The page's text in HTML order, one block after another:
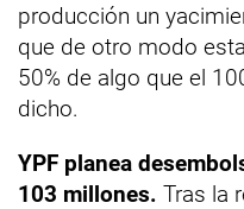
producción un
que de otro modo
50% de algo que el
dicho.
YPF planea
103 millones. Tras la